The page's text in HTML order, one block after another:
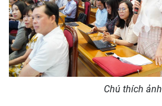
Chú thích ảnh